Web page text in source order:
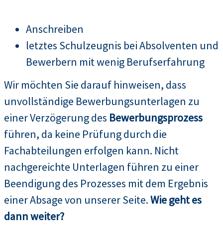
Anschreiben
letztes Schulzeugnis bei Absolventen und
Bewerbern mit wenig Berufserfahrung
Wir möchten Sie darauf hinweisen, dass
unvollständige Bewerbungsunterlagen zu
einer Verzögerung des Bewerbungsprozess
führen, da keine Prüfung durch die
Fachabteilungen erfolgen kann. Nicht
nachgereichte Unterlagen führen zu einer
Beendigung des Prozesses mit dem Ergebnis
einer Absage von unserer Seite.Wie geht es
dann weiter?